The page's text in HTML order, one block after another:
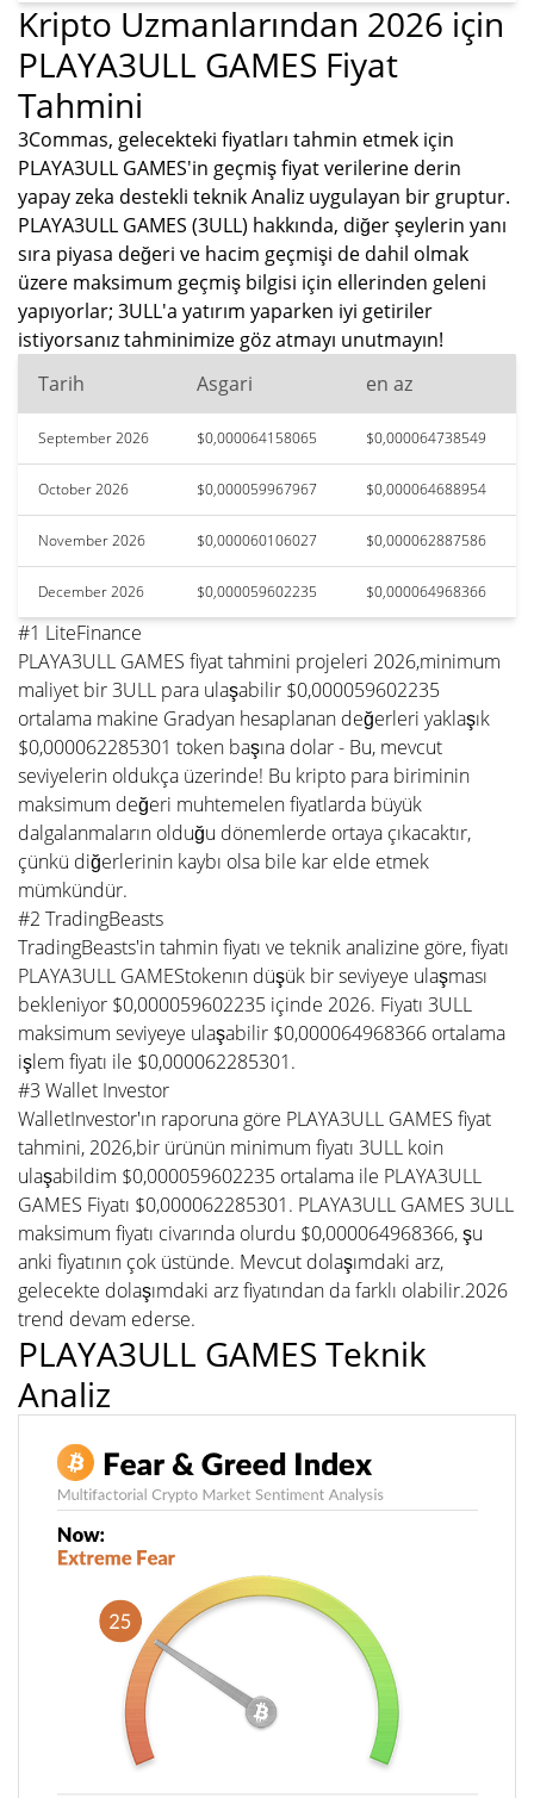
Kripto Uzmanlarından 2026 için
PLAYA3ULL GAMES Fiyat
Tahmini
3Commas, gelecekteki fiyatları tahmin etmek için
PLAYA3ULL GAMES'in geçmiş fiyat verilerine derin
yapay zeka destekli teknik Analiz uygulayan bir gruptur.
PLAYA3ULL GAMES (3ULL) hakkında, diğer şeylerin yanı
sıra piyasa değeri ve hacim geçmişi de dahil olmak
üzere maksimum geçmiş bilgisi için ellerinden geleni
yapıyorlar; 3ULL'a yatırım yaparken iyi getiriler
istiyorsanız tahminimize göz atmayı unutmayın!
Tarih
Asgari en az
September 2026 $0,000064158065 $0,000064738549
October 2026 $0,000059967967 $0,000064688954
November 2026 $0,000060106027 $0,000062887586
December 2026 $0,000059602235 $0,000064968366
#1 LiteFinance
PLAYA3ULL GAMES fiyat tahmini projeleri 2026,minimum
maliyet bir 3ULL para ulaşabilir $0,000059602235
ortalama makine Gradyan hesaplanan değerleri yaklaşık
$0,000062285301 token başına dolar - Bu, mevcut
seviyelerin oldukça üzerinde! Bu kripto para biriminin
maksimum değeri muhtemelen fiyatlarda büyük
dalgalanmaların olduğu dönemlerde ortaya çıkacaktır,
çünkü diğerlerinin kaybı olsa bile kar elde etmek
mümkündür.
#2 TradingBeasts
TradingBeasts'in tahmin fiyatı ve teknik analizine göre, fiyatı
PLAYA3ULL GAMEStokenın düşük bir seviyeye ulaşması
bekleniyor $0,000059602235 içinde 2026. Fiyatı 3ULL
maksimum seviyeye ulaşabilir $0,000064968366 ortalama
işlem fiyatı ile $0,000062285301.
#3 Wallet Investor
WalletInvestor'ın raporuna göre PLAYA3ULL GAMES fiyat
tahmini, 2026,bir ürünün minimum fiyatı 3ULL koin
ulaşabildim $0,000059602235 ortalama ile PLAYA3ULL
GAMES Fiyatı $0,000062285301. PLAYA3ULL GAMES 3ULL
maksimum fiyatı civarında olurdu $0,000064968366, şu
anki fiyatının çok üstünde. Mevcut dolaşımdaki arz,
gelecekte dolaşımdaki arz fiyatından da farklı olabilir.2026
trend devam ederse.
PLAYA3ULL GAMES Teknik
Analiz